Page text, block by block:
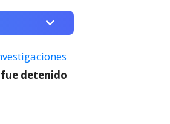
fue detenido